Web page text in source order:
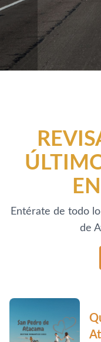
Entérate de todo
de